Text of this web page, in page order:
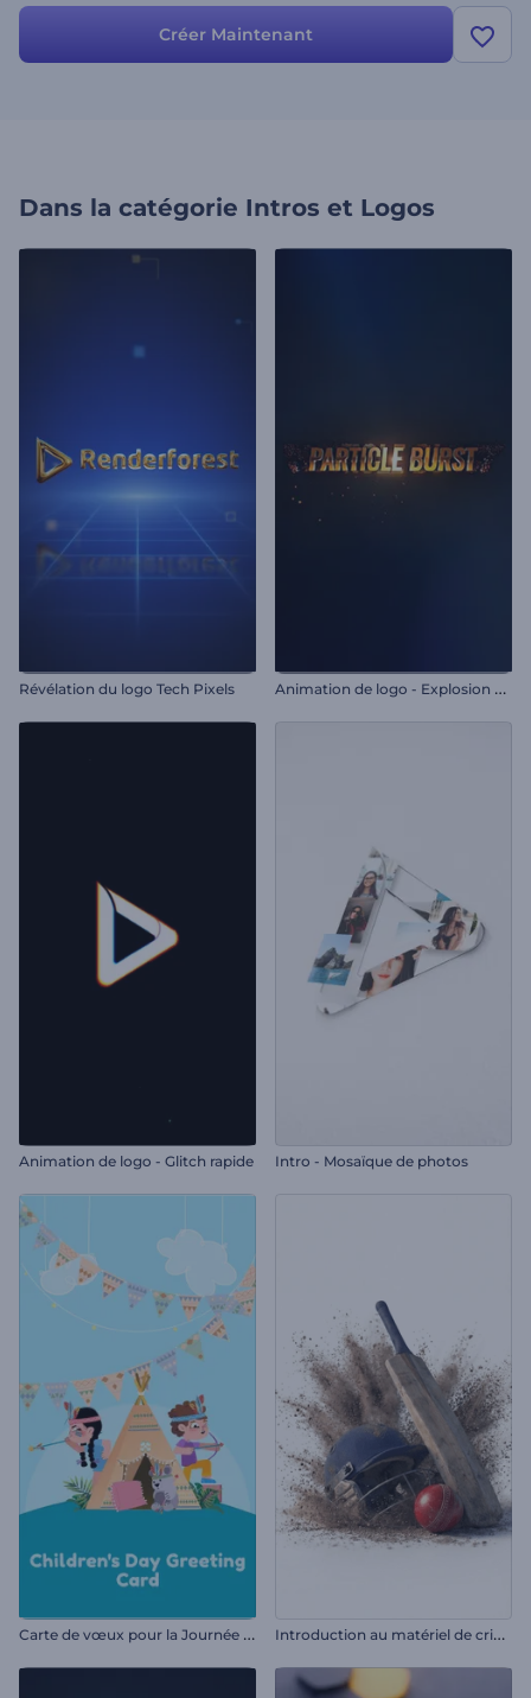
Créer Maintenant
Dans la catégorie Intros et Logos
Révélation du logo Tech Pixels A
nimation de logo - Explosion de particules
Animation de logo - Glitch rapide Intro - Mosaïque de photos
C
arte de vœux pour la Journée des enfants I
ntroduction au matériel de cricket